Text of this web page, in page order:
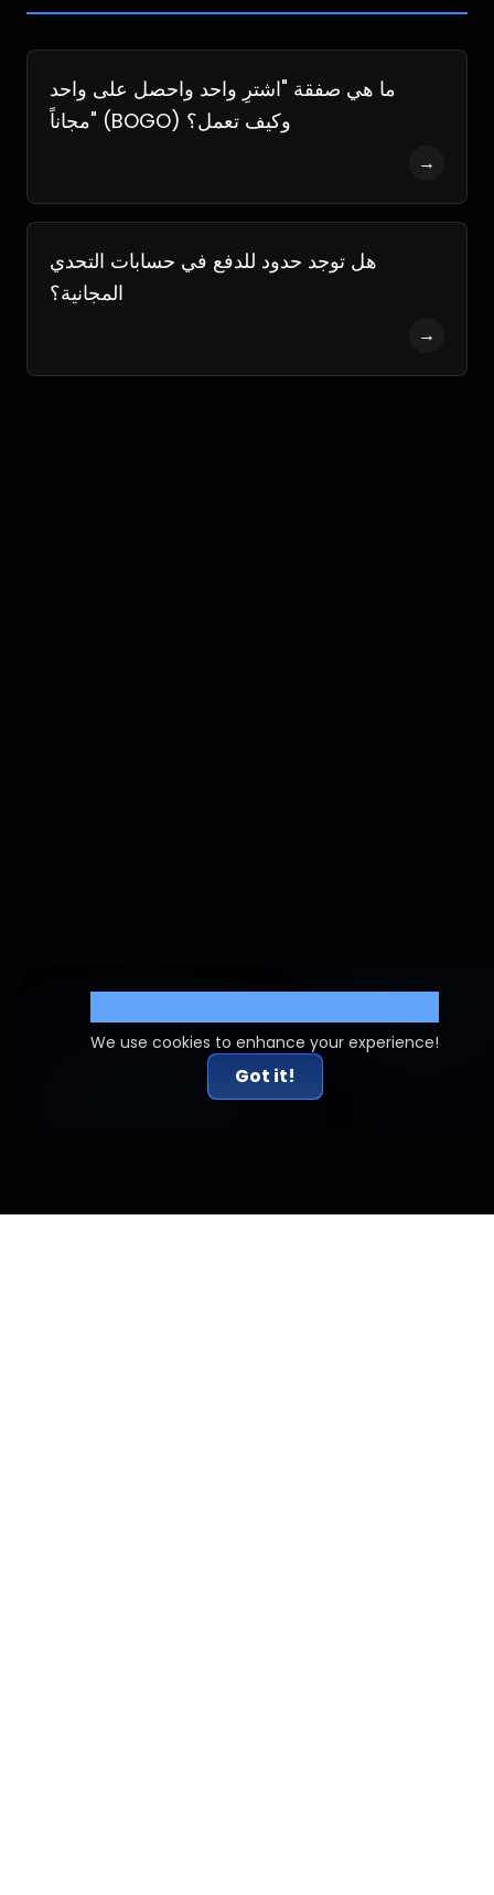
ما هي صفقة "اشترِ واحد واحصل على واحد
مجاناً" (BOGO) وكيف تعمل؟
→
هل توجد حدود للدفع في حسابات التحدي
المجانية؟
→
We use cookies to enhance your experience!
Got it!